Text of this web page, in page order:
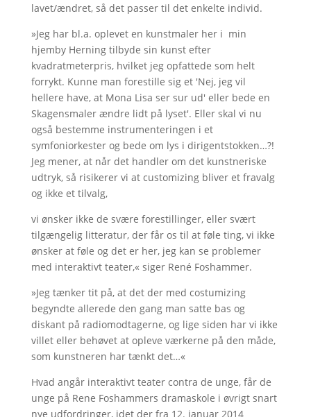
lavet/ændret, så det passer til det enkelte individ.
»Jeg har bl.a. oplevet en kunstmaler her i min
hjemby Herning tilbyde sin kunst efter
kvadratmeterpris, hvilket jeg opfattede som helt
forrykt. Kunne man forestille sig et 'Nej, jeg vil
hellere have, at Mona Lisa ser sur ud' eller bede en
Skagensmaler ændre lidt på lyset'. Eller skal vi nu
også bestemme instrumenteringen i et
symfoniorkester og bede om lys i dirigentstokken…?!
Jeg mener, at når det handler om det kunstneriske
udtryk, så risikerer vi at customizing bliver et fravalg
og ikke et tilvalg,
vi ønsker ikke de svære forestillinger, eller svært
tilgængelig litteratur, der får os til at føle ting, vi ikke
ønsker at føle og det er her, jeg kan se problemer
med interaktivt teater,« siger René Foshammer.
»Jeg tænker tit på, at det der med costumizing
begyndte allerede den gang man satte bas og
diskant på radiomodtagerne, og lige siden har vi ikke
villet eller behøvet at opleve værkerne på den måde,
som kunstneren har tænkt det…«
Hvad angår interaktivt teater contra de unge, får de
unge på Rene Foshammers dramaskole i øvrigt snart
nye udfordringer, idet der fra 12. januar 2014